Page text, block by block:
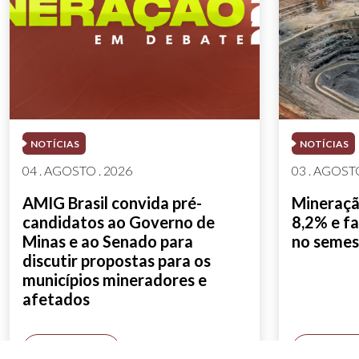
NOTÍCIAS
04 . AGOSTO . 2026
AMIG Brasil convida pré-
candidatos ao Governo de
Minas e ao Senado para
discutir propostas para os
municípios mineradores e
afetados
NOTÍCIAS
03 .
8,2% e
no